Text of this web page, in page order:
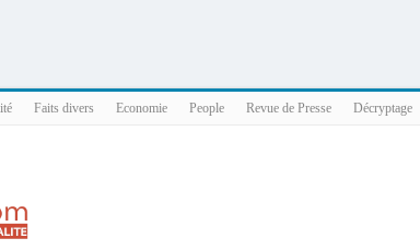
Faits divers Economie People Revue de Presse Décryptage